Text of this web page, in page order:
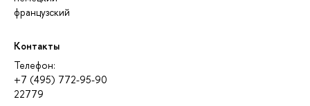
французский
Контакты
Телефон:
+7 (495) 772-95-90
22779